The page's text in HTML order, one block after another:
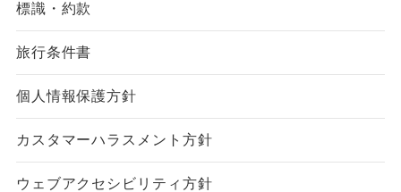
標識・約款
旅行条件書
個人情報保護方針
カスタマーハラスメント方針
ウェブアクセシビリティ方針